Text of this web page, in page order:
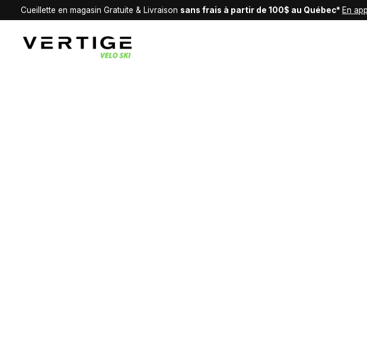
Cueillette en magasin Gratuite & Livraison sans frais à partir de 100$ au Québec* En